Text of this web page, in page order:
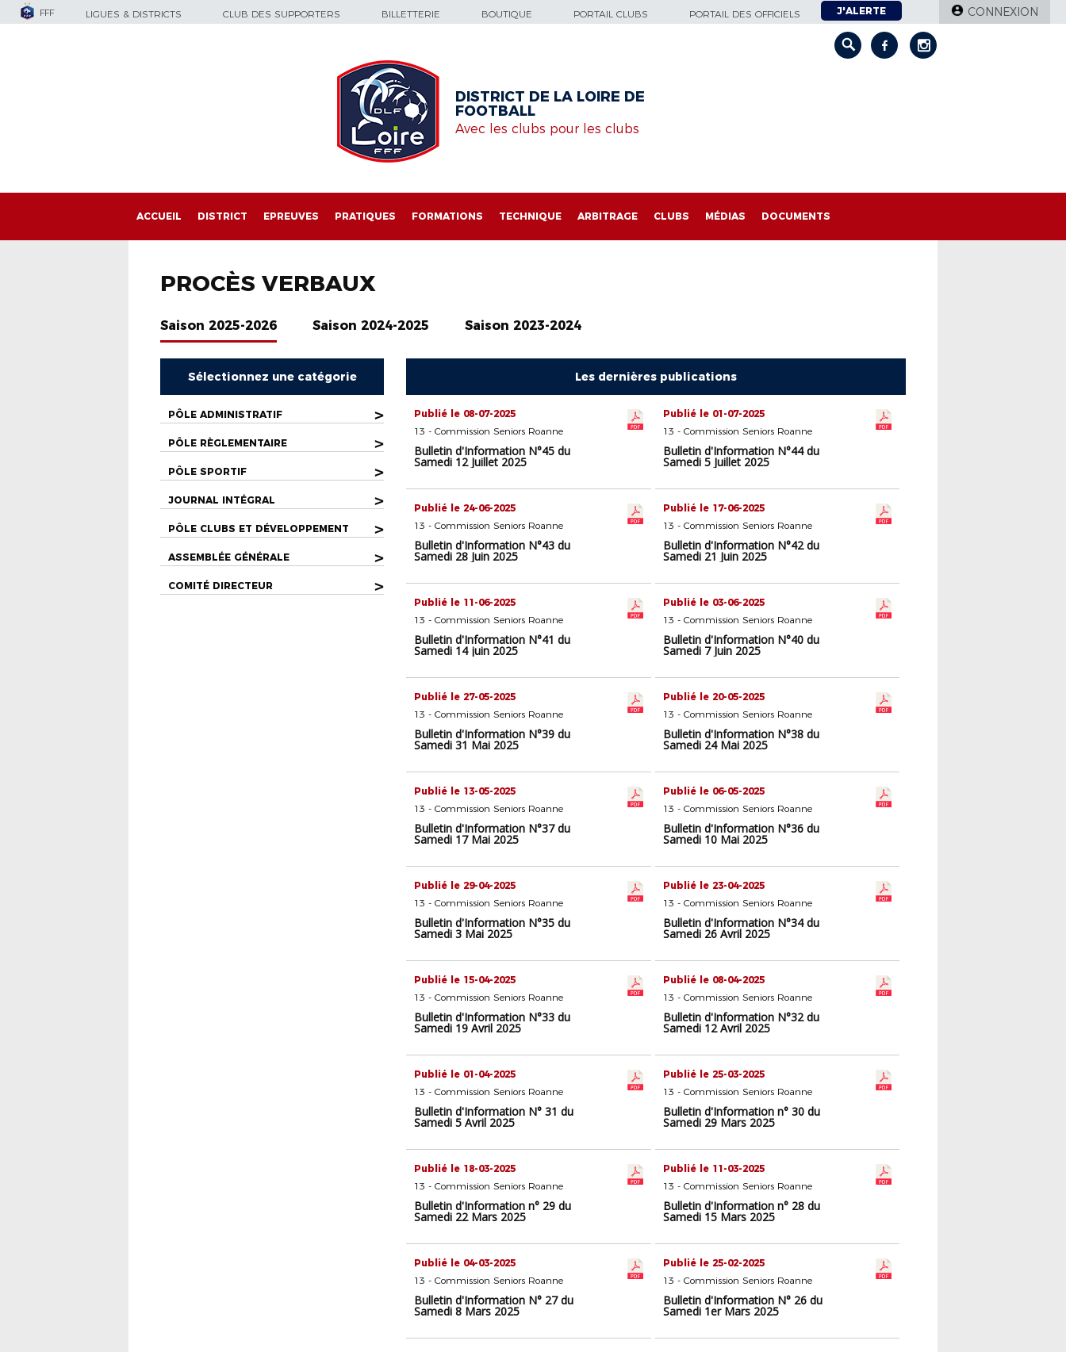
FFF LIGUES & DISTRICTS CLUB DES SUPPORTERS BILLETTERIE BOUTIQUE PORTAIL CLUBS PORTAIL DES OFFICIELS J'ALERTE CONNEXION
DISTRICT DE LA LOIRE DE
FOOTBALL
Avec les clubs pour les clubs
ACCUEIL DISTRICT EPREUVES PRATIQUES FORMATIONS TECHNIQUE ARBITRAGE CLUBS MÉDIAS DOCUMENTS
PROCÈS VERBAUX
Saison 2025-2026 Saison 2024-2025 Saison 2023-2024
Sélectionnez une catégorie
PÔLE ADMINISTRATIF >
PÔLE RÈGLEMENTAIRE >
PÔLE SPORTIF >
JOURNAL INTÉGRAL >
PÔLE CLUBS ET DÉVELOPPEMENT >
ASSEMBLÉE GÉNÉRALE >
COMITÉ DIRECTEUR >
Les dernières publications
Publié le 08-07-2025
13 - Commission Seniors Roanne
Bulletin d'Information N°45 du
Samedi 12 Juillet 2025
Publié le 01-07-2025
13 - Commission Seniors Roanne
Bulletin d'Information N°44 du
Samedi 5 Juillet 2025
Publié le 24-06-2025
13 - Commission Seniors Roanne
Bulletin d'Information N°43 du
Samedi 28 Juin 2025
Publié le 17-06-2025
13 - Commission Seniors Roanne
Bulletin d'Information N°42 du
Samedi 21 Juin 2025
Publié le 11-06-2025
13 - Commission Seniors Roanne
Bulletin d'Information N°41 du
Samedi 14 juin 2025
Publié le 03-06-2025
13 - Commission Seniors Roanne
Bulletin d'Information N°40 du
Samedi 7 Juin 2025
Publié le 27-05-2025
13 - Commission Seniors Roanne
Bulletin d'Information N°39 du
Samedi 31 Mai 2025
Publié le 20-05-2025
13 - Commission Seniors Roanne
Bulletin d'Information N°38 du
Samedi 24 Mai 2025
Publié le 13-05-2025
13 - Commission Seniors Roanne
Bulletin d'Information N°37 du
Samedi 17 Mai 2025
Publié le 06-05-2025
13 - Commission Seniors Roanne
Bulletin d'Information N°36 du
Samedi 10 Mai 2025
Publié le 29-04-2025
13 - Commission Seniors Roanne
Bulletin d'Information N°35 du
Samedi 3 Mai 2025
Publié le 23-04-2025
13 - Commission Seniors Roanne
Bulletin d'Information N°34 du
Samedi 26 Avril 2025
Publié le 15-04-2025
13 - Commission Seniors Roanne
Bulletin d'Information N°33 du
Samedi 19 Avril 2025
Publié le 08-04-2025
13 - Commission Seniors Roanne
Bulletin d'Information N°32 du
Samedi 12 Avril 2025
Publié le 01-04-2025
13 - Commission Seniors Roanne
Bulletin d'Information N° 31 du
Samedi 5 Avril 2025
Publié le 25-03-2025
13 - Commission Seniors Roanne
Bulletin d'Information n° 30 du
Samedi 29 Mars 2025
Publié le 18-03-2025
13 - Commission Seniors Roanne
Bulletin d'Information n° 29 du
Samedi 22 Mars 2025
Publié le 11-03-2025
13 - Commission Seniors Roanne
Bulletin d'Information n° 28 du
Samedi 15 Mars 2025
Publié le 04-03-2025
13 - Commission Seniors Roanne
Bulletin d'Information N° 27 du
Samedi 8 Mars 2025
Publié le 25-02-2025
13 - Commission Seniors Roanne
Bulletin d'Information N° 26 du
Samedi 1er Mars 2025